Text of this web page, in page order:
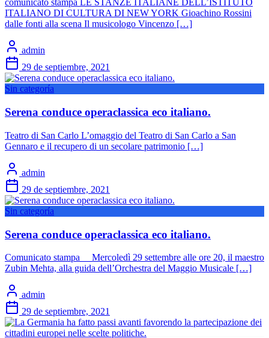
comunicato stampa LE STANZE ITALIANE DELL’ISTITUTO
ITALIANO DI CULTURA DI NEW YORK Gioachino Rossini
dalle fonti alla scena Il musicologo Vincenzo […]
admin
29 de septiembre, 2021
Sin categoría
Serena conduce operaclassica eco italiano.
Teatro di San Carlo L’omaggio del Teatro di San Carlo a San
Gennaro e il recupero di un secolare patrimonio […]
admin
29 de septiembre, 2021
Sin categoría
Serena conduce operaclassica eco italiano.
Comunicato stampa Mercoledì 29 settembre alle ore 20, il maestro
Zubin Mehta, alla guida dell’Orchestra del Maggio Musicale […]
admin
29 de septiembre, 2021